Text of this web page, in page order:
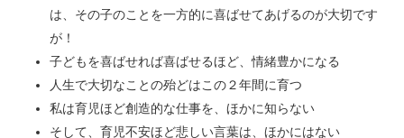
は、その子のことを一方的に喜ばせてあげるのが大切です
が！
子どもを喜ばせれば喜ばせるほど、情緒豊かになる
人生で大切なことの殆どはこの２年間に育つ
私は育児ほど創造的な仕事を、ほかに知らない
そして、育児不安ほど悲しい言葉は、ほかにはない